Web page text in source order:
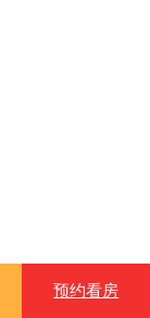
预约看房